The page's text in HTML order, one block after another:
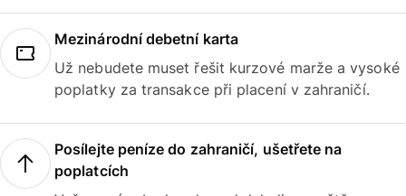
Mezinárodní debetní karta
Už nebudete muset řešit kurzové marže a vysoké
poplatky za transakce při placení v zahraničí.
Posílejte peníze do zahraničí, ušetřete na
poplatcích